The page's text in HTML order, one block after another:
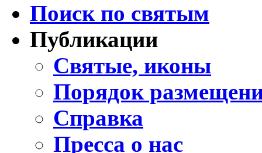
Поиск по святым
Публикации
Святые, иконы
Порядок
Справка
Пресса о нас